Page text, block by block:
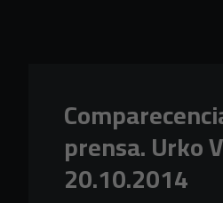
prensa. Urko
20.10.2014